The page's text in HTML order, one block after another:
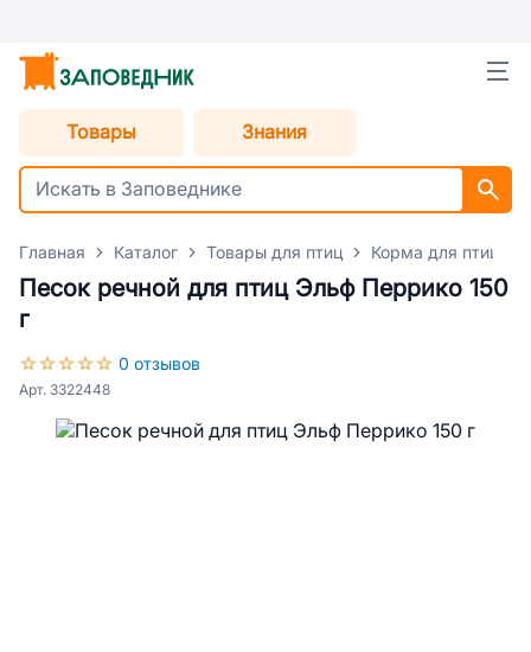
Товары Знания
Главная Каталог Товары для птиц Корма для птиц
Песок речной для птиц Эльф Перрико 150
г
0 отзывов
Арт. 3322448